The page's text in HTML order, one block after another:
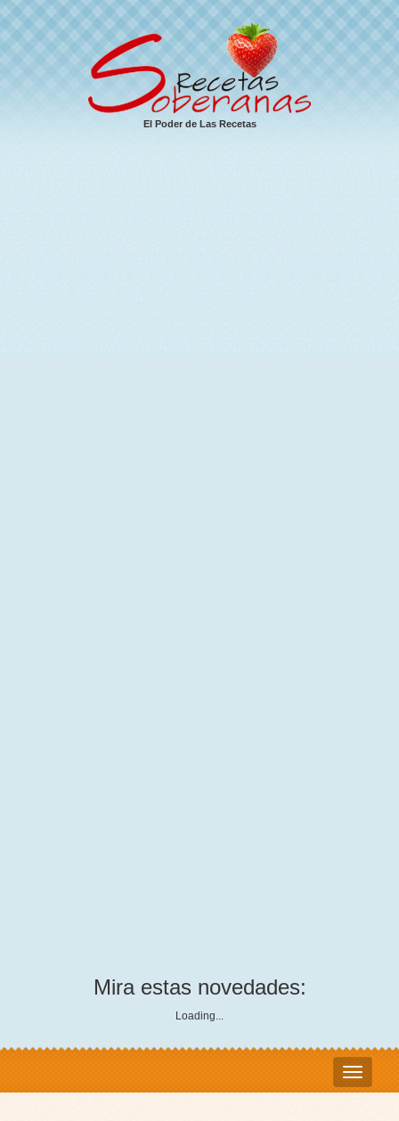
El Poder de Las Recetas
Mira estas novedades:
Loading...